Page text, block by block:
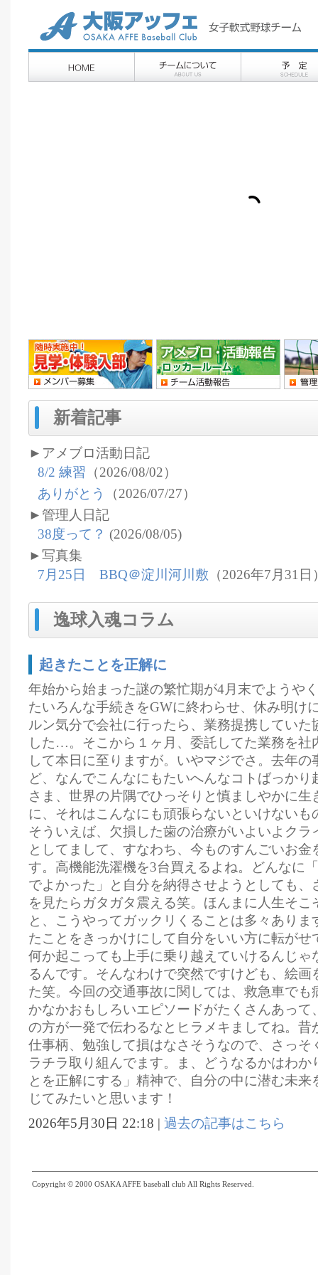
新着記事
► アメブロ活動日記
8/2 練習 （2026/08/02）
ありがとう
（2026/07/27）
►管理人日記
38度って？ (2026/08/05)
►写真集
7月25日 BBQ＠淀川河川敷 （2026年7月31日
逸球入魂コラム
起きたことを正解に
年始から始まった謎の繁忙期が4月末でようや
たいろんな手続きをGWに終わらせ、休み明け
ルン気分で会社に行ったら、業務提携していた
した…。そこから１ヶ月、委託してた業務を社
して本日に至りますが。いやマジでさ。去年
ど、なんでこんなにもたいへんなコトばっかり
さま、世界の片隅でひっそりと慎ましやかに生
に、それはこんなにも頑張らないといけないも
そういえば、欠損した歯の治療がいよいよクラ
としてまして、すなわち、今ものすんごいお金
す。高機能洗濯機を3台買えるよね。どんなに
でよかった」と自分を納得させようとしても、
を見たらガタガタ震える笑。ほんまに人生そこ
と、こうやってガックリくることは多々ありま
たことをきっかけにして自分をいい方に転がせ
何か起こっても上手に乗り越えていけるんじゃ
るんです。そんなわけで突然ですけども、絵画
た笑。今回の交通事故に関しては、救急車でも
かなかおもしろいエピソードがたくさんあって
の方が一発で伝わるなとヒラメキましてね。昔
仕事柄、勉強して損はなさそうなので、さっそ
ラチラ取り組んでます。ま、どうなるかはわか
とを正解にする」精神で、自分の中に潜む未来
じてみたいと思います！
2026年5月30日 22:18 | 過去の記事はこちら
Copyright © 2000 OSAKA AFFE baseball club All Rights Reserved.